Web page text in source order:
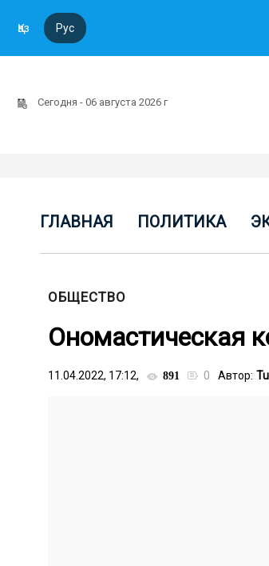
Қаз Рус
Сегодня - 06 августа 2026 г
ГЛАВНАЯ ПОЛИТИКА
ОБЩЕСТВО
Ономастическая
11.04.2022, 17:12, 891 0 Автор: